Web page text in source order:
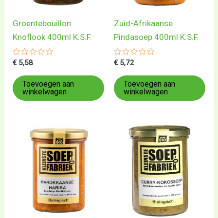
Groentebouillon
Knoflook 400ml K.S.F.
Gewaardeerd
uit
5
€ 5,58
Toevoegen aan
winkelwagen
Zuid-Afrikaanse
Pindasoep 400ml K.S.F.
Gewaardeerd
uit
5
€ 5,72
Toevoegen aan
winkelwagen